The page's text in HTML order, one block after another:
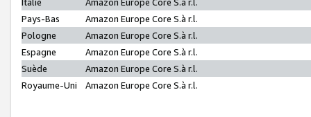
Italie
Amazon Europe Core S.à r.l.
Pays-Bas
Amazon Europe Core S.à r.l.
Pologne
Amazon Europe Core S.à r.l.
Espagne
Amazon Europe Core S.à r.l.
Suède
Amazon Europe Core S.à r.l.
Royaume-Uni
Amazon Europe Core S.à r.l.